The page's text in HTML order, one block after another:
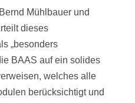
Mühlbauer und
dieses
„besonders
BAAS auf ein solides
welches alle
berücksichtigt und